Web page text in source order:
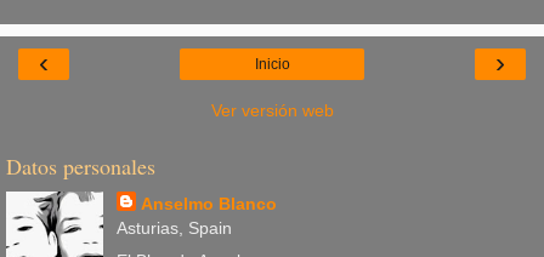
‹ ›
Inicio
Ver versión web
Datos personales
Anselmo Blanco
Asturias, Spain